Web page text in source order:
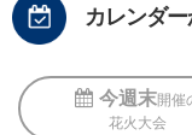
カレンダ
今週末開催
花火大会